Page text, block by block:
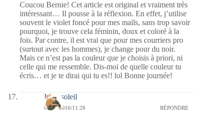
Coucou Bernie! Cet article est original et vraiment très
intéressant… Il pousse à la réflexion. En effet, j’utilise
souvent le violet foncé pour mes mails, sans trop savoir
pourquoi, je trouve cela féminin, doux et coloré à la
fois. Par contre, il est vrai que pour mes courriers pro
(surtout avec les hommes), je change pour du noir.
Mais ce n’est pas la couleur que je choisis à priori, ni
celle qui me ressemble. Dis-moi de quelle couleur tu
écris… et je te dirai qui tu es!! lol Bonne journée!
Lilousoleil
08/08/2016/11:28 RÉPONDRE